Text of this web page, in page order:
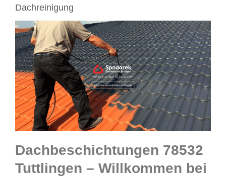
Dachreinigung
Dachbeschichtungen 78532
Tuttlingen – Willkommen bei